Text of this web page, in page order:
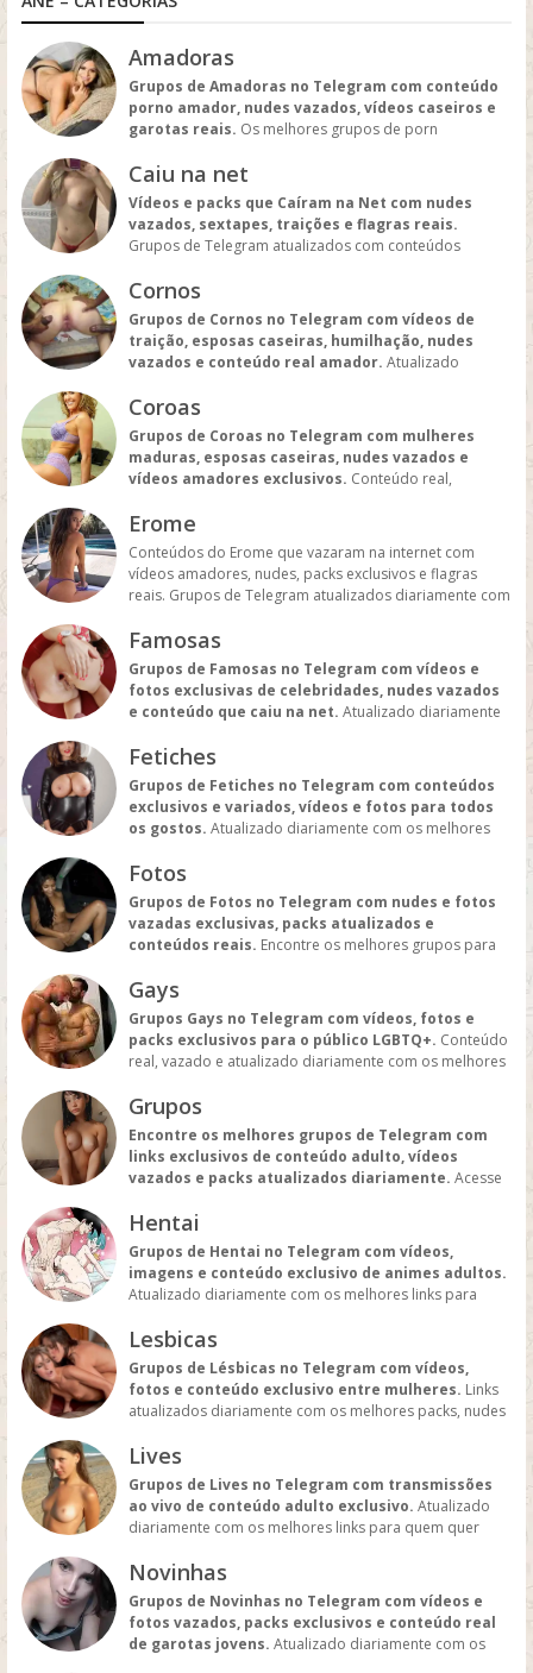
Amadoras
Grupos de Amadoras no Telegram com conteúdo
porno amador, nudes vazados, vídeos caseiros e
garotas reais. Os melhores grupos de porn
mais quente no mundo amador.
Caiu na net
Vídeos e packs que Caíram na Net com nudes
vazados, sextapes, traições e flagras reais.
Grupos de Telegram atualizados com conteúdos
censura.
Cornos
Grupos de Cornos no Telegram com vídeos de
traição, esposas caseiras, humilhação, nudes
vazados e conteúdo real amador. Atualizado
do mundo dos cornões.
Coroas
Grupos de Coroas no Telegram com mulheres
maduras, esposas caseiras, nudes vazados e
vídeos amadores exclusivos. Conteúdo real,
Telegram para quem gosta do estilo maduro e natural.
Erome
Conteúdos do Erome que vazaram na internet com
vídeos amadores, nudes, packs exclusivos e flagras
reais. Grupos de Telegram atualizados diariamente com
sem censura.
Famosas
Grupos de Famosas no Telegram com vídeos e
fotos exclusivas de celebridades, nudes vazados
e conteúdo que caiu na net. Atualizado diariamente
das famosas e celebridades.
Fetiches
Grupos de Fetiches no Telegram com conteúdos
exclusivos e variados, vídeos e fotos para todos
os gostos. Atualizado diariamente com os melhores
Fotos
Grupos de Fotos no Telegram com nudes e fotos
vazadas exclusivas, packs atualizados e
conteúdos reais. Encontre os melhores grupos para
Gays
Grupos Gays no Telegram com vídeos, fotos e
packs exclusivos para o público LGBTQ+. Conteúdo
real, vazado e atualizado diariamente com os melhores
Grupos
Encontre os melhores grupos de Telegram com
links exclusivos de conteúdo adulto, vídeos
vazados e packs atualizados diariamente. Acesse
gostos.
Hentai
Grupos de Hentai no Telegram com vídeos,
imagens e conteúdo exclusivo de animes adultos.
Atualizado diariamente com os melhores links para
Lesbicas
Grupos de Lésbicas no Telegram com vídeos,
fotos e conteúdo exclusivo entre mulheres. Links
atualizados diariamente com os melhores packs, nudes
Lives
Grupos de Lives no Telegram com transmissões
ao vivo de conteúdo adulto exclusivo. Atualizado
diariamente com os melhores links para quem quer
tempo real.
Novinhas
Grupos de Novinhas no Telegram com vídeos e
fotos vazados, packs exclusivos e conteúdo real
de garotas jovens. Atualizado diariamente com os